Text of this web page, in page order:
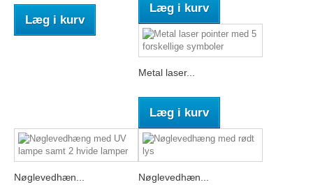
Læg i kurv
Læg i kurv
Metal laser...
Læg i kurv
Nøglevedhæn... Nøglevedhæn...